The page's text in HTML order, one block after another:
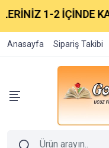
1-2 İÇİNDE
Anasayfa Sipariş Takibi